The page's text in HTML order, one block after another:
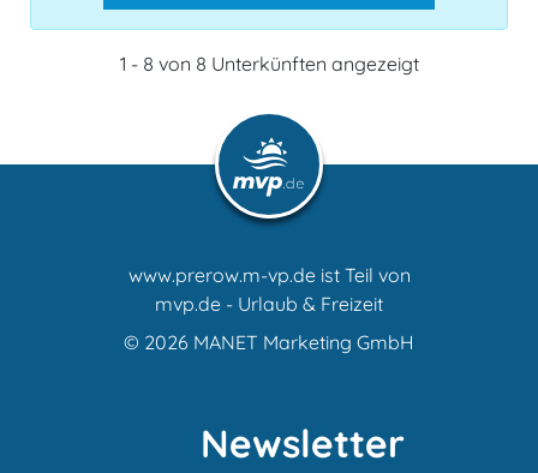
1 - 8 von 8 Unterkünften angezeigt
www.prerow.m-vp.de ist Teil von
mvp.de - Urlaub & Freizeit
© 2026 MANET Marketing GmbH
Newsletter